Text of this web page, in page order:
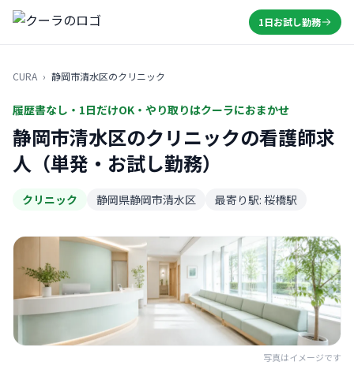
1日お試し勤務
CURA › 静岡市清水区のクリニック
履歴書なし・1日だけOK・やり取りはクーラにおまかせ
静岡市清水区のクリニックの看護師求
人（単発・お試し勤務）
クリニック 静岡県静岡市清水区 最寄り駅: 桜橋駅
写真はイメージです